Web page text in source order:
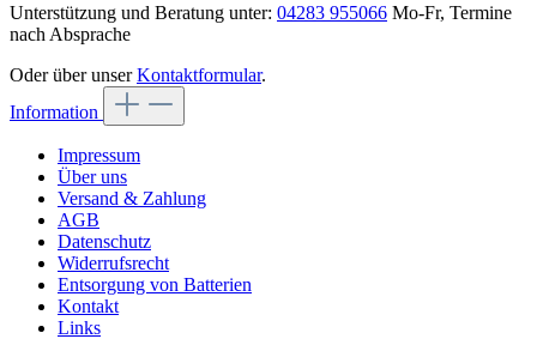
Unterstützung und Beratung unter: 04283 955066 Mo-Fr, Termine
nach Absprache
Oder über unserKontaktformular.
Information
Impressum
Über uns
Versand & Zahlung
AGB
Datenschutz
Widerrufsrecht
Entsorgung von Batterien
Kontakt
Links